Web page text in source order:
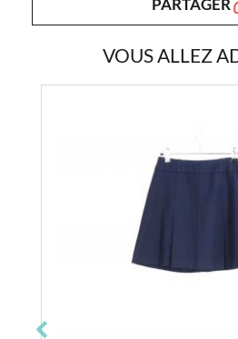
VOUS ALLEZ